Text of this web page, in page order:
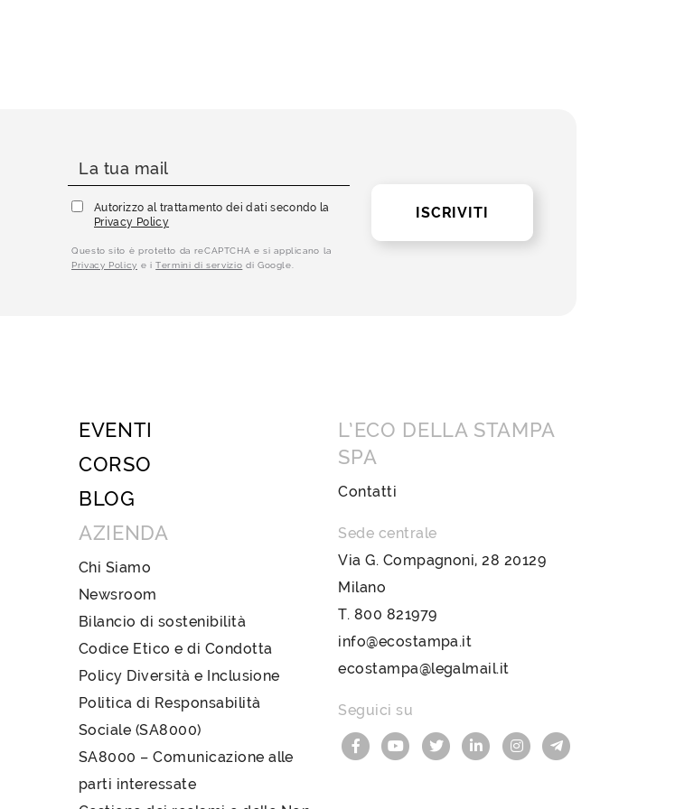
Autorizzo al trattamento dei dati secondo la
Privacy Policy
Questo sito è protetto da reCAPTCHA e si applicano la
Privacy Policy e iTermini di servizio di Google.
ISCRIVITI
EVENTI
CORSO
BLOG
AZIENDA
Chi Siamo
Newsroom
Bilancio di sostenibilità
Codice Etico e di Condotta
Policy Diversità e Inclusione
Politica di Responsabilità
Sociale (SA8000)
SA8000 – Comunicazione alle
parti interessate
L’ECO DELLA STAMPA
SPA
Contatti
Sede centrale
Via G. Compagnoni, 28 20129
Milano
T. 800 821979
info@ecostampa.it
ecostampa@legalmail.it
Seguici su